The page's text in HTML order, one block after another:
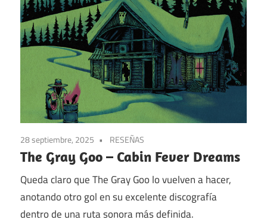
28 septiembre, 2025 RESEÑAS
The Gray Goo – Cabin Fever Dreams
Queda claro que The Gray Goo lo vuelven a hacer,
anotando otro gol en su excelente discografía
dentro de una ruta sonora más definida.